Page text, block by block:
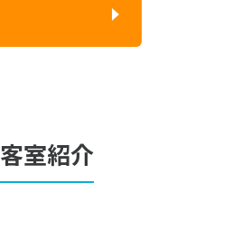
室紹介